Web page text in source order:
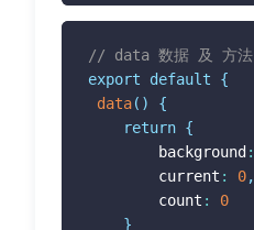
// data 数据 及 方法
export
default
{
data( )
{
return {
background :
current : 0,
count :
0
}